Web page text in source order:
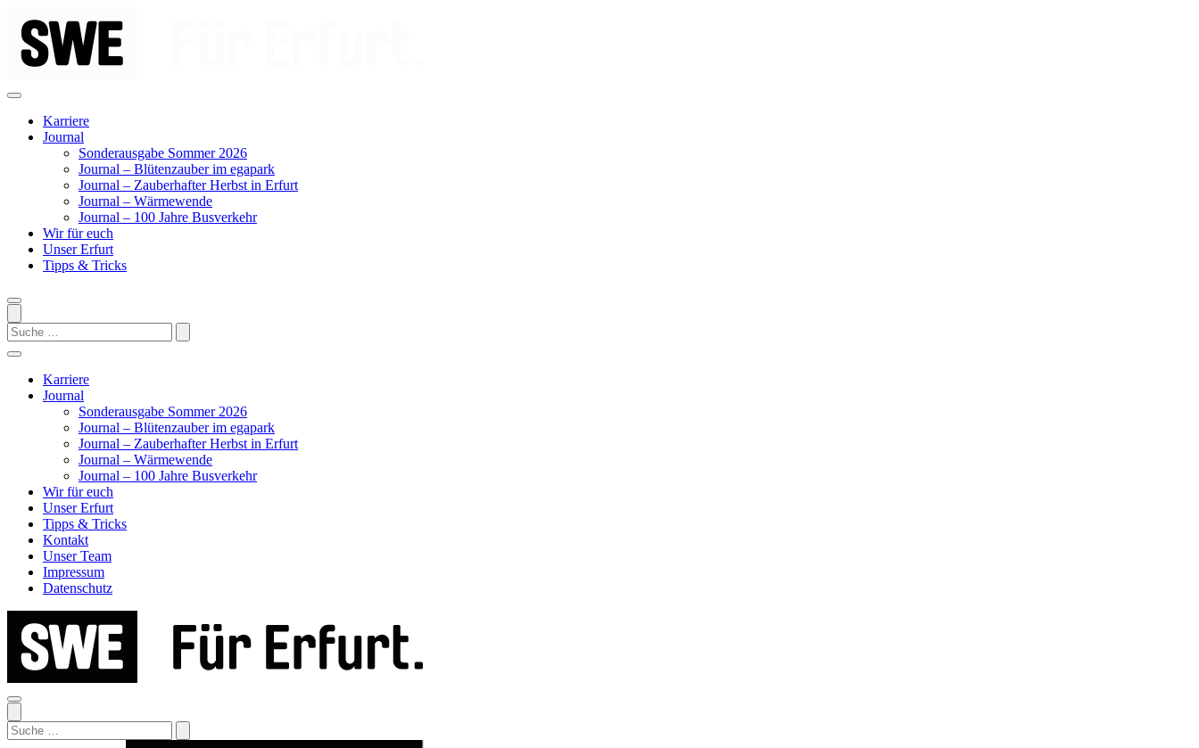
Inhalt
springen
Karriere
Journal
Sonderausgabe Sommer 2026
Journal – Blütenzauber im egapark
Journal – Zauberhafter Herbst in Erfurt
Journal – Wärmewende
Journal – 100 Jahre Busverkehr
Wir für euch
Unser Erfurt
Tipps & Tricks
Search
Karriere
Journal
Sonderausgabe Sommer 2026
Journal – Blütenzauber im egapark
Journal – Zauberhafter Herbst in Erfurt
Journal – Wärmewende
Journal – 100 Jahre Busverkehr
Wir für euch
Unser Erfurt
Tipps & Tricks
Kontakt
Unser Team
Impressum
Datenschutz
Search